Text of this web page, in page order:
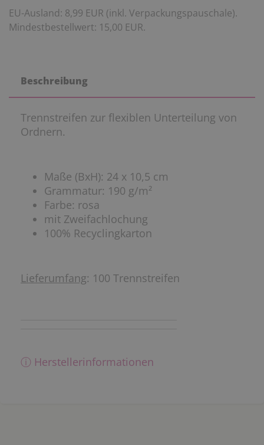
EU-Ausland: 8,99 EUR (inkl. Verpackungspauschale).
Mindestbestellwert: 15,00 EUR.
Beschreibung
Trennstreifen zur flexiblen Unterteilung von
Ordnern.
Maße (BxH): 24 x 10,5 cm
Grammatur: 190 g/m²
Farbe: rosa
mit Zweifachlochung
100% Recyclingkarton
Lieferumfang: 100 Trennstreifen
ⓘ Herstellerinformationen